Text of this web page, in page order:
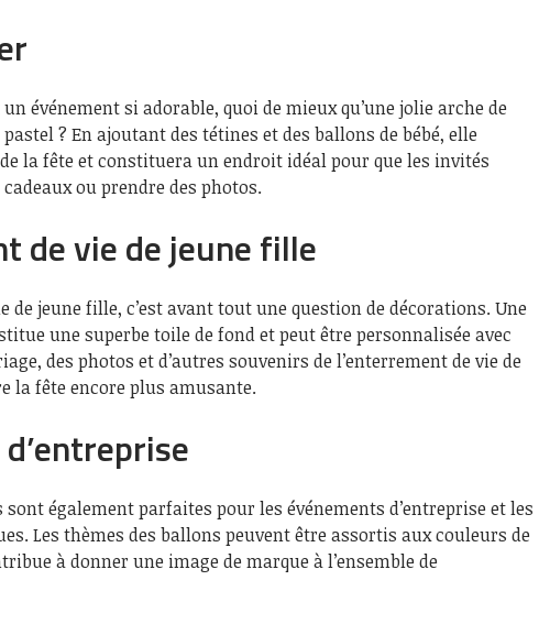
événement si adorable, quoi de mieux qu’une jolie arche de
? En ajoutant des tétines et des ballons de bébé, elle
la fête et constituera un endroit idéal pour que les invités
ou prendre des photos.
de vie de jeune fille
de jeune fille, c’est avant tout une question de décorations. Une
une superbe toile de fond et peut être personnalisée avec
des photos et d’autres souvenirs de l’enterrement de vie de
la fête encore plus amusante.
sont également parfaites pour les événements d’entreprise et les
Les thèmes des ballons peuvent être assortis aux couleurs de
à donner une image de marque à l’ensemble de